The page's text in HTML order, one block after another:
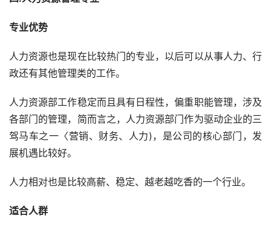
专业优势
人力资源也是现在比较热门的专业，以后可以从事人力、行
政还有其他管理类的工作。
人力资源部工作稳定而且具有日程性，偏重职能管理，涉及
各部门的管理，简而言之，人力资源部门作为驱动企业的三
驾马车之一〈营销、财务、人力)，是公司的核心部门，发
展机遇比较好。
人力相对也是比较高薪、稳定、越老越吃香的一个行业。
适合人群